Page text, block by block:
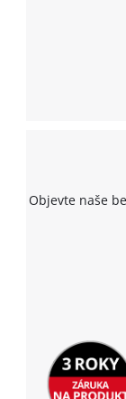
Objevte naše